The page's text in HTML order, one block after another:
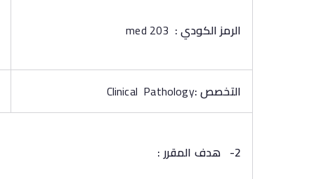
الرمز الكودي :
التخصص :Clinical Pathology
2- هدف المقرر :